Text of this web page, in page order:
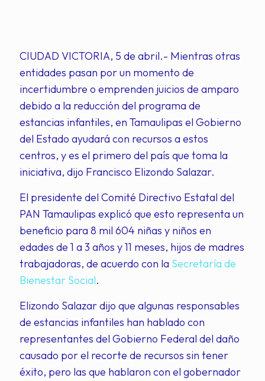
CIUDAD VICTORIA, 5 de abril.- Mientras otras
entidades pasan por un momento de
incertidumbre o emprenden juicios de amparo
debido a la reducción del programa de
estancias infantiles, en Tamaulipas el Gobierno
del Estado ayudará con recursos a estos
centros, y es el primero del país que toma la
iniciativa, dijo Francisco Elizondo Salazar.
El presidente del Comité Directivo Estatal del
PAN Tamaulipas explicó que esto representa un
beneficio para 8 mil 604 niñas y niños en
edades de 1 a 3 años y 11 meses, hijos de madres
trabajadoras, de acuerdo con la Secretaría de
Bienestar Social.
Elizondo Salazar dijo que algunas responsables
de estancias infantiles han hablado con
representantes del Gobierno Federal del daño
causado por el recorte de recursos sin tener
éxito, pero las que hablaron con el gobernador